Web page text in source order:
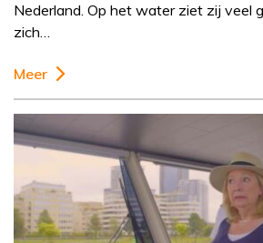
Nederland. Op het water ziet zij veel
zich…
Meer